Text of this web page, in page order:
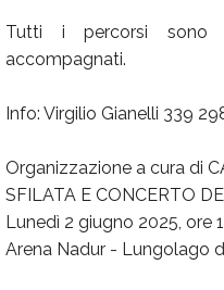
Tutti i percorsi
accompagnati.
Info: Virgilio Gianelli 339
Organizzazione a cura di
SFILATA E CONCERTO
Lunedì 2 giugno 2025, ore
Arena Nadur - Lungolago